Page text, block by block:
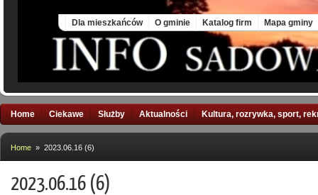
Dla mieszkańców O gminie Katalog firm Mapa gminy
Home Ciekawe Służby Aktualności Kultura, rozrywka, sport,
Home » 2023.06.16 (6)
2023.06.16 (6)